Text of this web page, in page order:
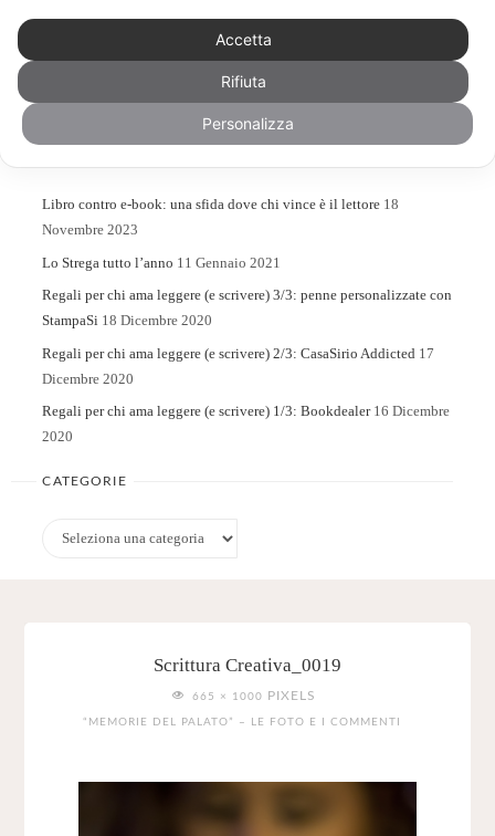
Search
Libro contro e-book: una sfida dove chi vince è il lettore 18
Novembre 2023
Lo Strega tutto l’anno 11 Gennaio 2021
Regali per chi ama leggere (e scrivere) 3/3: penne personalizzate con
StampaSi 18 Dicembre 2020
Regali per chi ama leggere (e scrivere) 2/3: CasaSirio Addicted 17
Dicembre 2020
Regali per chi ama leggere (e scrivere) 1/3: Bookdealer 16 Dicembre
2020
CATEGORIE
Categorie
Scrittura Creativa_0019
FULL
SIZE
665 × 1000 PIXELS
“MEMORIE DEL PALATO” – LE FOTO E I COMMENTI
Accetta
Rifiuta
Personalizza